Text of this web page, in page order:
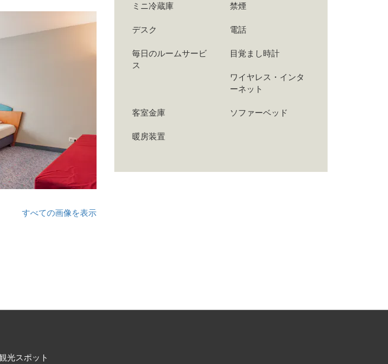
すべての画像を表示
ミニ冷蔵庫 禁煙
デスク 電話
毎日のルームサービ
ス
目覚まし時計
ワイヤレス・インタ
ーネット
客室金庫 ソファーベッド
暖房装置
光スポット